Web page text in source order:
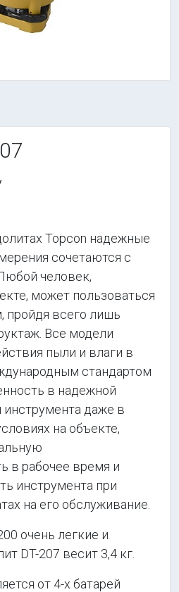
Topcon надежные
сочетаются с
человек,
может пользоваться
пройдя всего лишь
Все модели
пыли и влаги в
стандартом
в надежной
инструмента даже в
на объекте,
в рабочее время и
инструмента при
на его обслуживание.
очень легкие и
DT-207 весит 3,4 кг.
от 4-х батарей